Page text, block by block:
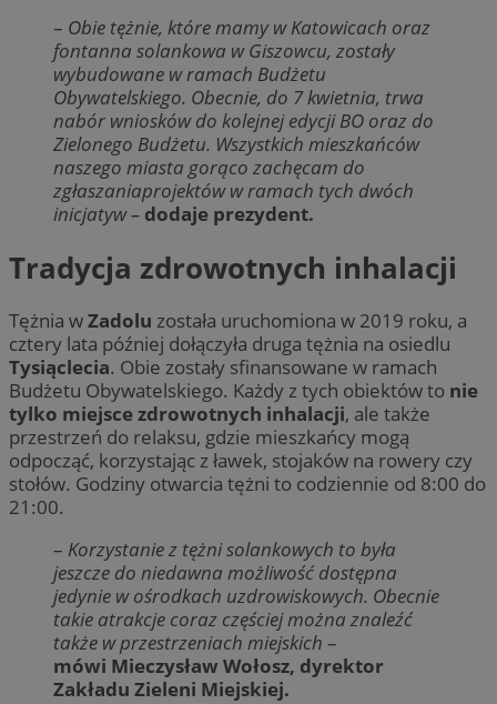
– Obie tężnie, które mamy w Katowicach oraz
fontanna solankowa w Giszowcu, zostały
wybudowane w ramach Budżetu
Obywatelskiego. Obecnie, do 7 kwietnia, trwa
nabór wniosków do kolejnej edycji BO oraz do
Zielonego Budżetu. Wszystkich mieszkańców
naszego miasta gorąco zachęcam do
zgłaszaniaprojektów w ramach tych dwóch
inicjatyw – dodaje prezydent.
Tradycja zdrowotnych inhalacji
Tężnia wZadolu została uruchomiona w 2019 roku, a
cztery lata później dołączyła druga tężnia na osiedlu
Tysiąclecia. Obie zostały sfinansowane w ramach
Budżetu Obywatelskiego. Każdy z tych obiektów to nie
tylko miejsce zdrowotnych inhalacji, ale także
przestrzeń do relaksu, gdzie mieszkańcy mogą
odpocząć, korzystając z ławek, stojaków na rowery czy
stołów. Godziny otwarcia tężni to codziennie od 8:00 do
21:00.
– Korzystanie z tężni solankowych to była
jeszcze do niedawna możliwość dostępna
jedynie w ośrodkach uzdrowiskowych. Obecnie
takie atrakcje coraz częściej można znaleźć
także w przestrzeniach miejskich –
mówi Mieczysław Wołosz, dyrektor
Zakładu Zieleni Miejskiej.